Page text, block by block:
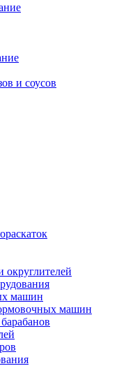
и соусов
округлителей
машин
машин